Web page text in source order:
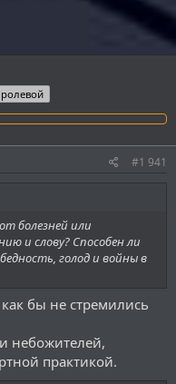
#1 941
болезней или
и слову? Способен ли
голод и войны в
бы не стремились
небожителей,
практикой.